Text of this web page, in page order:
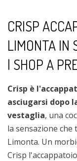
CRISP
LIMONTA IN
| SHOP A
Crisp è
asciugarsi dopo
vestaglia, una
la sensazione che
Limonta. Un
Crisp